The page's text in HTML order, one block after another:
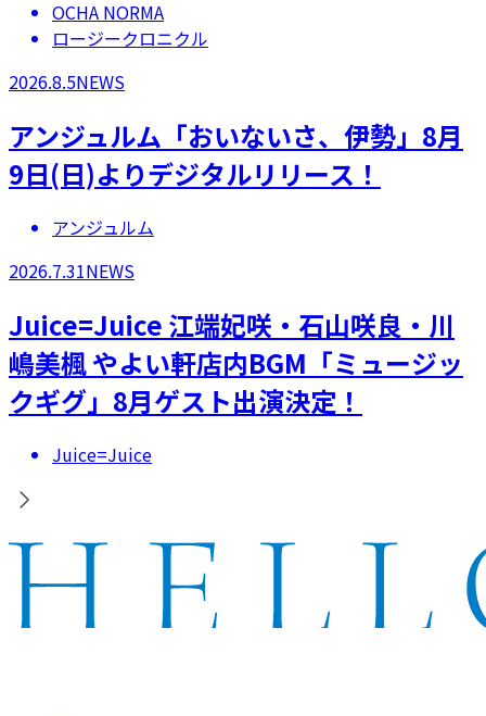
OCHA NORMA
ロージークロニクル
2026.8.5NEWS
アンジュルム「おいないさ、伊勢」8月
9日(日)よりデジタルリリース！
アンジュルム
2026.7.31NEWS
Juice=Juice 江端妃咲・石山咲良・川
嶋美楓 やよい軒店内BGM「ミュージッ
クギグ」8月ゲスト出演決定！
Juice=Juice